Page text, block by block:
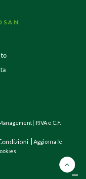
| P.IVA e C.F.
Aggiorna le